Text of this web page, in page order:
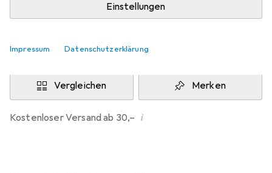
Einstellungen
Impressum Datenschutzerklärung
Benachrichtigen, wenn schneller verfügbar
In den Warenkorb
Vergleichen Merken
Kostenloser Versand ab 30,– i